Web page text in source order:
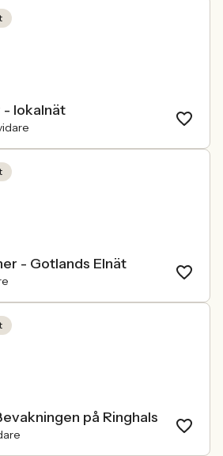
lokalnät
- Gotlands Elnät
på Ringhals